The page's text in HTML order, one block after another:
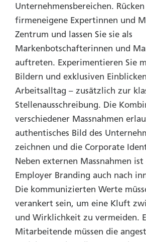
Unternehmensbereichen. Rücken
firmeneigene Expertinnen und
Zentrum und lassen Sie sie als
Markenbotschafterinnen und
auftreten. Experimentieren Sie
Bildern und exklusiven
Arbeitsalltag – zusätzlich zur
Stellenausschreibung. Die
verschiedener Massnahmen
authentisches Bild des
zeichnen und die Corporate
Neben externen Massnahmen
Employer Branding auch nach
Die kommunizierten Werte
verankert sein, um eine Kluft
und Wirklichkeit zu vermeiden.
Mitarbeitende müssen die